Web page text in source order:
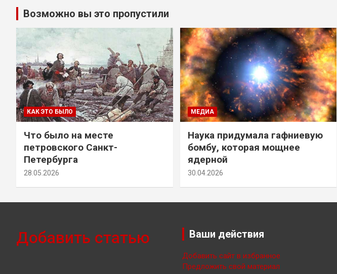
Возможно вы это пропустили
КАК ЭТО БЫЛО
Что было на месте
петровского Санкт-
Петербурга
28.05.2026
МЕДИА
Наука придумала гафниевую
бомбу, которая мощнее
ядерной
30.04.2026
Добавить статью Ваши действия
Добавить сайт в избранное
Предложить свой материал